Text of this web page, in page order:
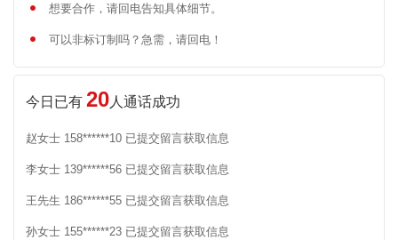
想要合作，请回电告知具体细节。
可以非标订制吗？急需，请回电！
今日已有 20人通话成功
赵女士 158******10 已提交留言获取信息
李女士 139******56 已提交留言获取信息
王先生 186******55 已提交留言获取信息
孙女士 155******23 已提交留言获取信息